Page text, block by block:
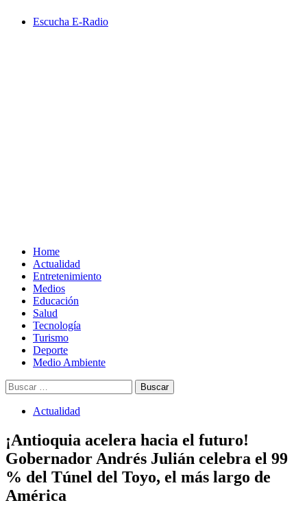
Escucha E-Radio
Home
Actualidad
Entretenimiento
Medios
Educación
Salud
Tecnología
Turismo
Deporte
Medio Ambiente
Buscar:
Actualidad
¡Antioquia acelera hacia el futuro!
Gobernador Andrés Julián celebra el 99
% del Túnel del Toyo, el más largo de
América